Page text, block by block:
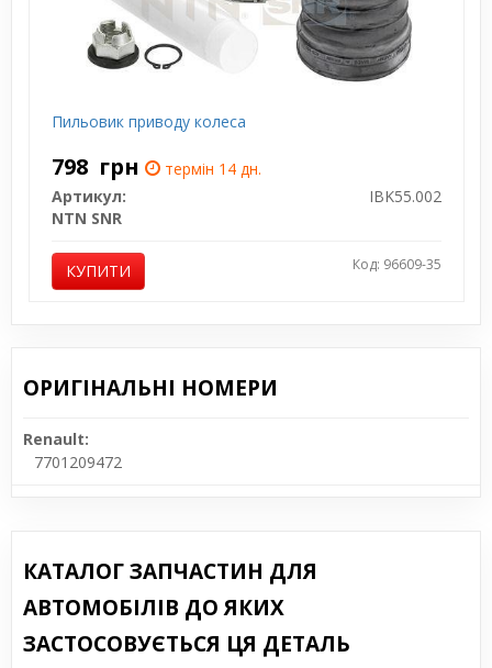
Пильовик приводу колеса
798 грн
термін 14 дн.
Артикул:
IBK55.002
NTN SNR
КУПИТИ Код: 96609-35
ОРИГІНАЛЬНІ НОМЕРИ
Renault:
7701209472
КАТАЛОГ ЗАПЧАСТИН ДЛЯ
АВТОМОБІЛІВ ДО ЯКИХ
ЗАСТОСОВУЄТЬСЯ ЦЯ ДЕТАЛЬ